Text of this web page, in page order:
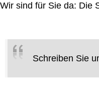
Wir sind für Sie da: Die
Schreiben Sie